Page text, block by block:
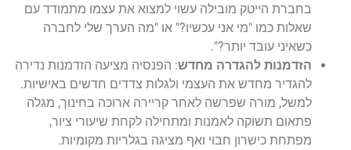
בחברת הייטק מובילה עשוי למצוא את עצמו מתמודד עם
שאלות כמו "מי אני עכשיו?" או "מה הערך שלי לחברה
כשאיני עובד יותר?".
הזדמנות להגדרה מחדש: הפנסיה מציעה הזדמנות נדירה
להגדיר מחדש את העצמי ולגלות צדדים חדשים באישיות.
למשל, מורה שפרשה לאחר קריירה ארוכה בחינוך, מגלה
פתאום תשוקה לאמנות ומתחילה לקחת שיעורי ציור,
מפתחת כישרון חבוי ואף מציגה בגלריות מקומיות.